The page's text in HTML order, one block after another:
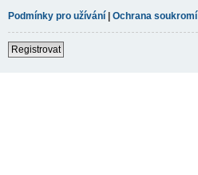
Podmínky pro užívání | Ochrana soukromí
Registrovat